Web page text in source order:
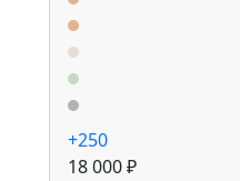
+250
18 000 ₽